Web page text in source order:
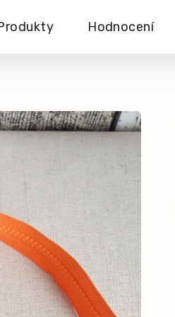
Hodnocení